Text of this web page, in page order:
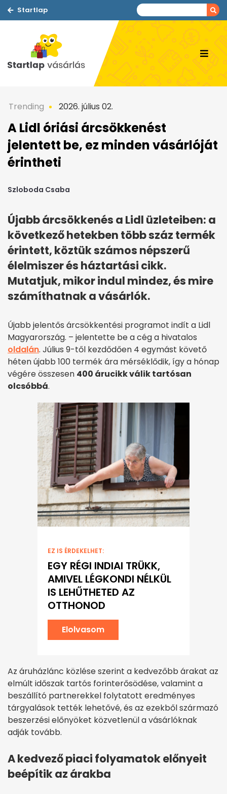
Startlap
Trending 2026. július 02.
A Lidl óriási árcsökkenést
jelentett be, ez minden vásárlóját
érintheti
Szloboda Csaba
Újabb árcsökkenés a Lidl üzleteiben: a
következő hetekben több száz termék
érintett, köztük számos népszerű
élelmiszer és háztartási cikk.
Mutatjuk, mikor indul mindez, és mire
számíthatnak a vásárlók.
Újabb jelentős árcsökkentési programot indít a Lidl
Magyarország. – jelentette be a cég a hivatalos
oldalán. Július 9-től kezdődően 4 egymást követő
héten újabb 100 termék ára mérséklődik, így a hónap
végére összesen 400 árucikk válik tartósan
olcsóbbá.
EZ IS ÉRDEKELHET:
EGY RÉGI INDIAI TRÜKK,
AMIVEL LÉGKONDI NÉLKÜL
IS LEHŰTHETED AZ
OTTHONOD
Elolvasom
Az áruházlánc közlése szerint a kedvezőbb árakat az
elmúlt időszak tartós forinterősödése, valamint a
beszállító partnerekkel folytatott eredményes
tárgyalások tették lehetővé, és az ezekből származó
beszerzési előnyöket közvetlenül a vásárlóknak
adják tovább.
A kedvező piaci folyamatok előnyeit
beépítik az árakba